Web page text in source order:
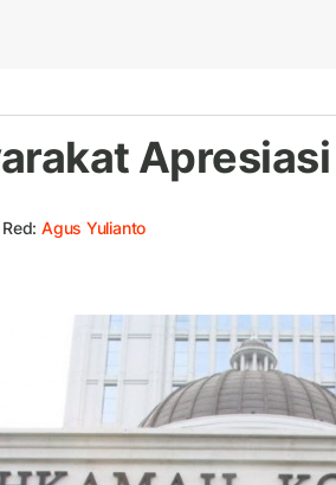
Agus Yulianto